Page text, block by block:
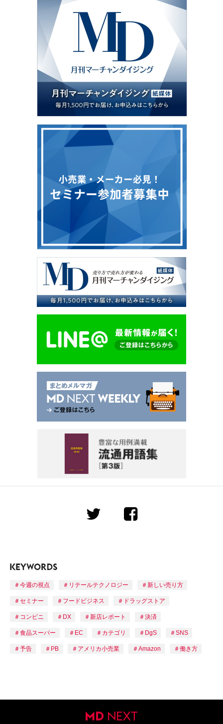
今週の視点 リテールテクノロジー 新しい売り方
セミナー フードビジネス ドラッグストア
コンビニ DX 新店レポート 決済
食品スーパー EC カテゴリ DgS SNS
予告 PB アメリカ小売業 Amazon 働き方